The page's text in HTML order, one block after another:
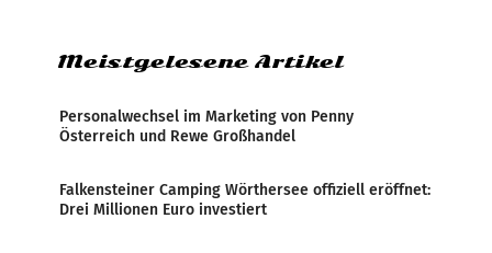
Meistgelesene Artikel
Personalwechsel im Marketing von Penny
Österreich und Rewe Großhandel
Falkensteiner Camping Wörthersee offiziell eröffnet:
Drei Millionen Euro investiert